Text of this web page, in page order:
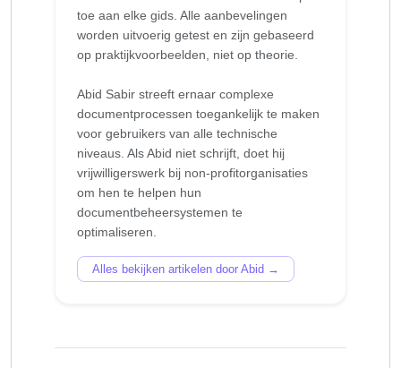
toe aan elke gids. Alle aanbevelingen
worden uitvoerig getest en zijn gebaseerd
op praktijkvoorbeelden, niet op theorie.
Abid Sabir streeft ernaar complexe
documentprocessen toegankelijk te maken
voor gebruikers van alle technische
niveaus. Als Abid niet schrijft, doet hij
vrijwilligerswerk bij non-profitorganisaties
om hen te helpen hun
documentbeheersystemen te
Alles bekijken artikelen door Abid →